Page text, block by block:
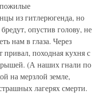
из гитлерюгенда, но
опустив голову, не
нам в глаза. Через
привал, походная кухня с
(А наших гнали по
на мерзлой земле,
лагерях смерти.